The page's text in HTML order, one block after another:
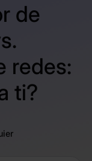
de
redes:
ti?